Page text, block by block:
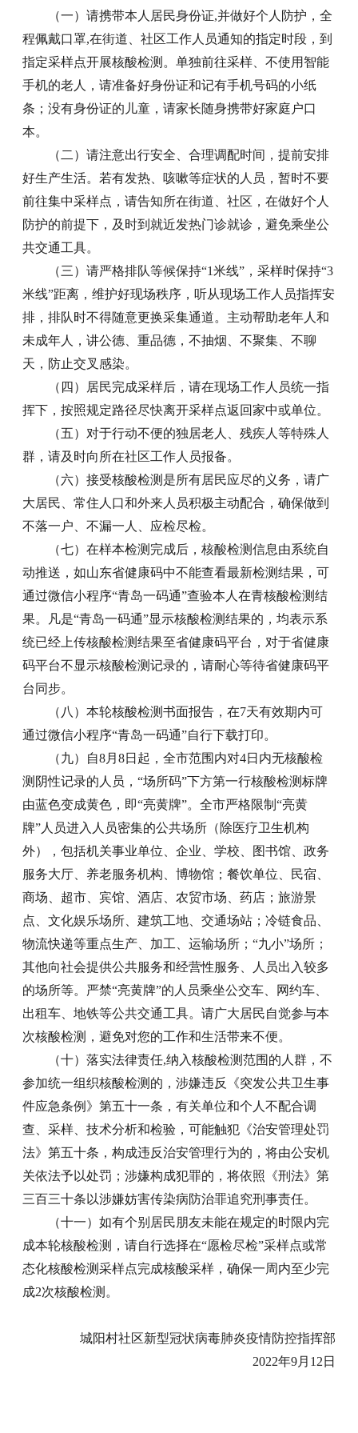
（一）请携带本人居民身份证,并做好个人防护，全
程佩戴口罩,在街道、社区工作人员通知的指定时段，到
指定采样点开展核酸检测。单独前往采样、不使用智能
手机的老人，请准备好身份证和记有手机号码的小纸
条；没有身份证的儿童，请家长随身携带好家庭户口
本。
（二）请注意出行安全、合理调配时间，提前安排
好生产生活。若有发热、咳嗽等症状的人员，暂时不要
前往集中采样点，请告知所在街道、社区，在做好个人
防护的前提下，及时到就近发热门诊就诊，避免乘坐公
共交通工具。
（三）请严格排队等候保持“1米线”，采样时保持“3
米线”距离，维护好现场秩序，听从现场工作人员指挥安
排，排队时不得随意更换采集通道。主动帮助老年人和
未成年人，讲公德、重品德，不抽烟、不聚集、不聊
天，防止交叉感染。
（四）居民完成采样后，请在现场工作人员统一指
挥下，按照规定路径尽快离开采样点返回家中或单位。
（五）对于行动不便的独居老人、残疾人等特殊人
群，请及时向所在社区工作人员报备。
（六）接受核酸检测是所有居民应尽的义务，请广
大居民、常住人口和外来人员积极主动配合，确保做到
不落一户、不漏一人、应检尽检。
（七）在样本检测完成后，核酸检测信息由系统自
动推送，如山东省健康码中不能查看最新检测结果，可
通过微信小程序“青岛一码通”查验本人在青核酸检测结
果。凡是“青岛一码通”显示核酸检测结果的，均表示系
统已经上传核酸检测结果至省健康码平台，对于省健康
码平台不显示核酸检测记录的，请耐心等待省健康码平
台同步。
（八）本轮核酸检测书面报告，在7天有效期内可
通过微信小程序“青岛一码通”自行下载打印。
（九）自8月8日起，全市范围内对4日内无核酸检
测阴性记录的人员，“场所码”下方第一行核酸检测标牌
由蓝色变成黄色，即“亮黄牌”。全市严格限制“亮黄
牌”人员进入人员密集的公共场所（除医疗卫生机构
外），包括机关事业单位、企业、学校、图书馆、政务
服务大厅、养老服务机构、博物馆；餐饮单位、民宿、
商场、超市、宾馆、酒店、农贸市场、药店；旅游景
点、文化娱乐场所、建筑工地、交通场站；冷链食品、
物流快递等重点生产、加工、运输场所；“九小”场所；
其他向社会提供公共服务和经营性服务、人员出入较多
的场所等。严禁“亮黄牌”的人员乘坐公交车、网约车、
出租车、地铁等公共交通工具。请广大居民自觉参与本
次核酸检测，避免对您的工作和生活带来不便。
（十）落实法律责任,纳入核酸检测范围的人群，不
参加统一组织核酸检测的，涉嫌违反《突发公共卫生事
件应急条例》第五十一条，有关单位和个人不配合调
查、采样、技术分析和检验，可能触犯《治安管理处罚
法》第五十条，构成违反治安管理行为的，将由公安机
关依法予以处罚；涉嫌构成犯罪的，将依照《刑法》第
三百三十条以涉嫌妨害传染病防治罪追究刑事责任。
（十一）如有个别居民朋友未能在规定的时限内完
成本轮核酸检测，请自行选择在“愿检尽检”采样点或常
态化核酸检测采样点完成核酸采样，确保一周内至少完
成2次核酸检测。
城阳村社区新型冠状病毒肺炎疫情防控指挥部
2022年9月12日